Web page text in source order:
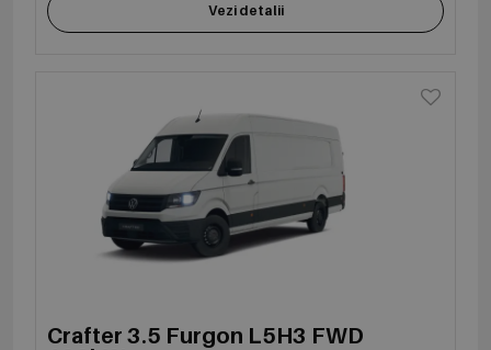
Vezi detalii
Crafter 3.5 Furgon L5H3 FWD